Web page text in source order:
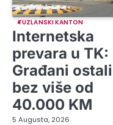
TUZLANSKI KANTON
Internetska
prevara u TK:
Građani ostali
bez više od
40.000 KM
5 Augusta, 2026